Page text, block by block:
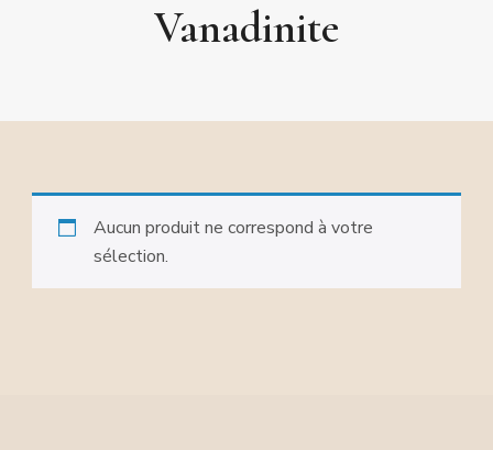
Vanadinite
Aucun produit ne correspond à votre
sélection.